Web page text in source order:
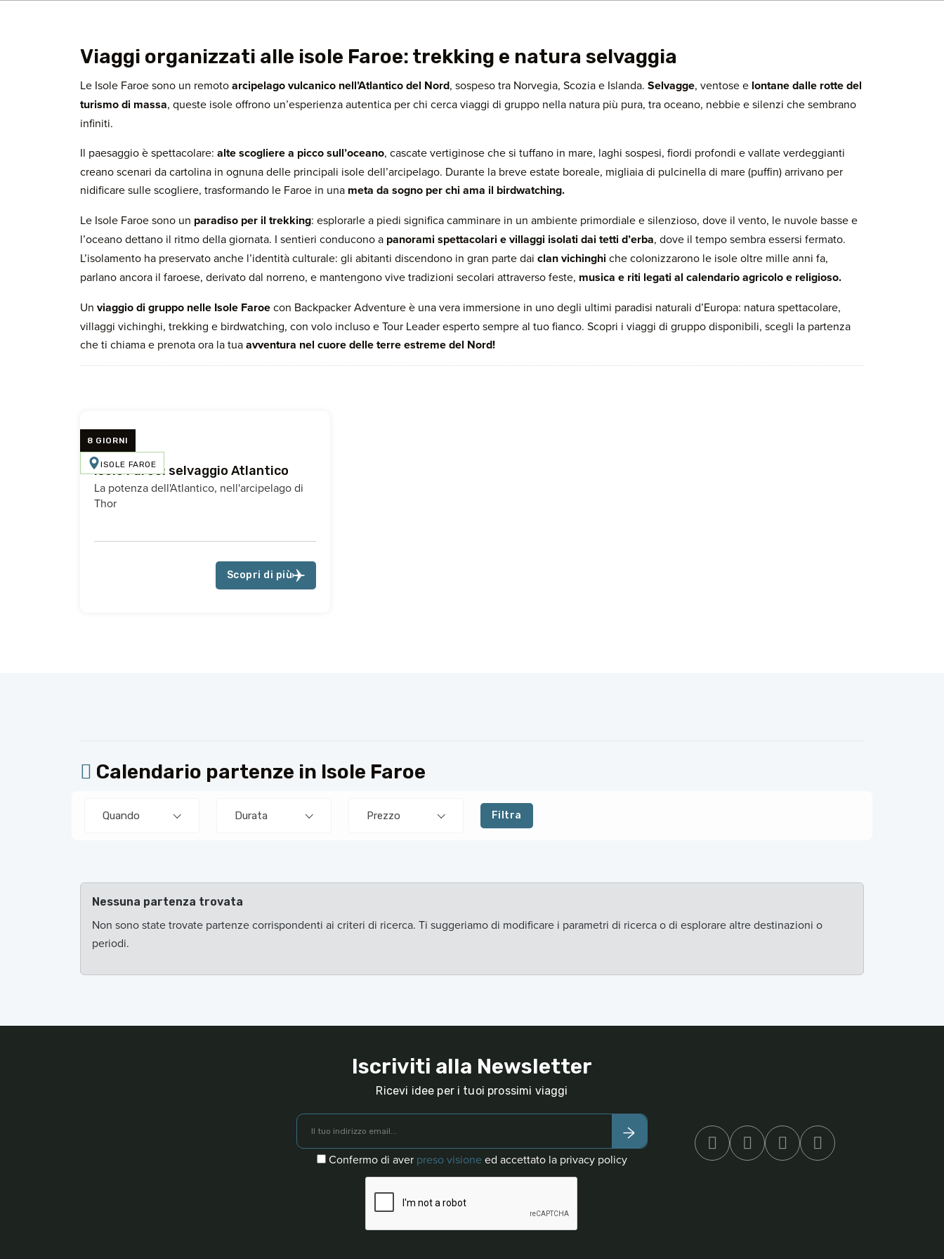
Viaggi organizzati alle isole Faroe: trekking e natura selvaggia
Le Isole Faroe sono un remotoarcipelago vulcanico nell’Atlantico del Nord, sospeso tra Norvegia, Scozia e Islanda. Selvagge, ventose e lontane dalle rotte del
turismo di massa, queste isole offrono un’esperienza autentica per chi cerca viaggi di gruppo nella natura più pura, tra oceano, nebbie e silenzi che sembrano
infiniti.
Il paesaggio è spettacolare: alte scogliere a picco sull’oceano, cascate vertiginose che si tuffano in mare, laghi sospesi, fiordi profondi e vallate verdeggianti
creano scenari da cartolina in ognuna delle principali isole dell’arcipelago. Durante la breve estate boreale, migliaia di pulcinella di mare (puffin) arrivano per
nidificare sulle scogliere, trasformando le Faroe in una meta da sogno per chi ama il birdwatching.
Le Isole Faroe sono un paradiso per il trekking: esplorarle a piedi significa camminare in un ambiente primordiale e silenzioso, dove il vento, le nuvole basse e
l’oceano dettano il ritmo della giornata. I sentieri conducono a panorami spettacolari e villaggi isolati dai tetti d’erba, dove il tempo sembra essersi fermato.
L’isolamento ha preservato anche l’identità culturale: gli abitanti discendono in gran parte dai clan vichinghiche colonizzarono le isole oltre mille anni fa,
parlano ancora il faroese, derivato dal norreno, e mantengono vive tradizioni secolari attraverso feste, musica e riti legati al calendario agricolo e religioso.
Un viaggio di gruppo nelle Isole Faroecon Backpacker Adventure è una vera immersione in uno degli ultimi paradisi naturali d’Europa: natura spettacolare,
villaggi vichinghi, trekking e birdwatching, con volo incluso e Tour Leader esperto sempre al tuo fianco. Scopri i viaggi di gruppo disponibili, scegli la partenza
che ti chiama e prenota ora la tuaavventura nel cuore delle terre estreme del Nord!
8 GIORNI
ISOLE FAROE
Isole Faroe: selvaggio Atlantico
La potenza dell'Atlantico, nell'arcipelago di
Thor
Scopri di più
Calendario partenze in Isole Faroe
Quando Durata Prezzo Filtra
Nessuna partenza trovata
Non sono state trovate partenze corrispondenti ai criteri di ricerca. Ti suggeriamo di modificare i parametri di ricerca o di esplorare altre destinazioni o
periodi.
Iscriviti alla Newsletter
Ricevi idee per i tuoi prossimi viaggi
Confermo di aver preso visione ed accettato la privacy policy